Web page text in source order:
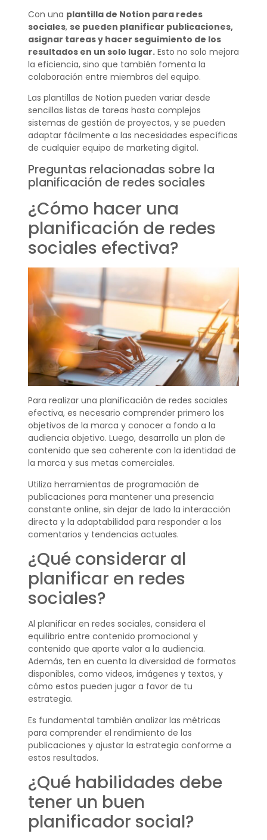
Con una plantilla de Notion para redes
sociales, se pueden planificar publicaciones,
asignar tareas y hacer seguimiento de los
resultados en un solo lugar.Esto no solo mejora
la eficiencia, sino que también fomenta la
colaboración entre miembros del equipo.
Las plantillas de Notion pueden variar desde
sencillas listas de tareas hasta complejos
sistemas de gestión de proyectos, y se pueden
adaptar fácilmente a las necesidades específicas
de cualquier equipo de marketing digital.
Preguntas relacionadas sobre la
planificación de redes sociales
¿Cómo hacer una
planificación de redes
sociales efectiva?
Para realizar una planificación de redes sociales
efectiva, es necesario comprender primero los
objetivos de la marca y conocer a fondo a la
audiencia objetivo. Luego, desarrolla un plan de
contenido que sea coherente con la identidad de
la marca y sus metas comerciales.
Utiliza herramientas de programación de
publicaciones para mantener una presencia
constante online, sin dejar de lado la interacción
directa y la adaptabilidad para responder a los
comentarios y tendencias actuales.
¿Qué considerar al
planificar en redes
sociales?
Al planificar en redes sociales, considera el
equilibrio entre contenido promocional y
contenido que aporte valor a la audiencia.
Además, ten en cuenta la diversidad de formatos
disponibles, como videos, imágenes y textos, y
cómo estos pueden jugar a favor de tu
estrategia.
Es fundamental también analizar las métricas
para comprender el rendimiento de las
publicaciones y ajustar la estrategia conforme a
estos resultados.
¿Qué habilidades debe
tener un buen
planificador social?